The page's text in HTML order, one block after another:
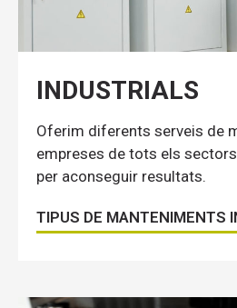
INDUSTRIALS
Oferim diferents serveis de
empreses de tots els
per aconseguir resultats.
TIPUS DE MANTENIMENTS